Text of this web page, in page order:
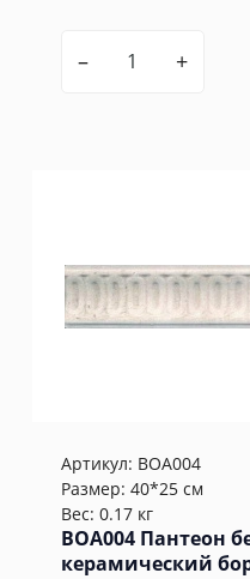
– +
Артикул: BOA004
Размер: 40*25 см
Вес: 0.17 кг
BOA004 Пантеон
керамический